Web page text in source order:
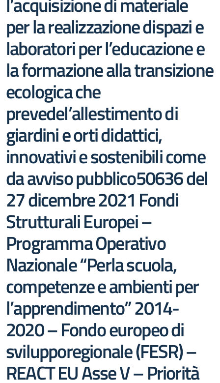
per la realizzazione dispazi e
laboratori per l’educazione e
la formazione alla transizione
ecologica che
prevedel’allestimento di
giardini e orti didattici,
innovativi e sostenibili come
da avviso pubblico50636 del
27 dicembre 2021 Fondi
Strutturali Europei –
Programma Operativo
Nazionale “Perla scuola,
competenze e ambienti per
l’apprendimento” 2014-
2020 – Fondo europeo di
svilupporegionale (FESR) –
REACT EU Asse V – Priorità